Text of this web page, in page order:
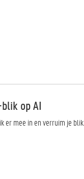
op AI
er mee in en verruim je blik.